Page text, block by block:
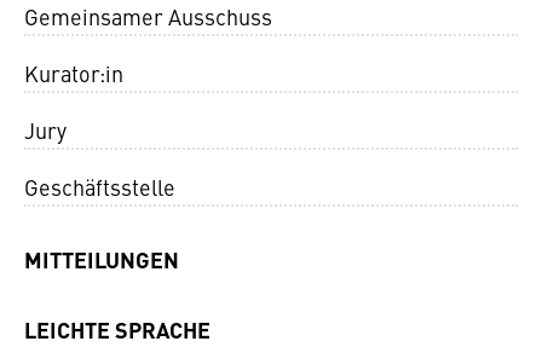
Gemeinsamer Ausschuss
Kurator:in
Jury
Geschäftsstelle
MITTEILUNGEN
LEICHTE SPRACHE